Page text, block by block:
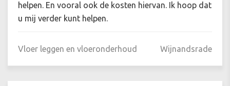
helpen. En vooral ook de kosten hiervan. Ik hoop dat
u mij verder kunt helpen.
Vloer leggen en vloeronderhoud Wijnandsrade